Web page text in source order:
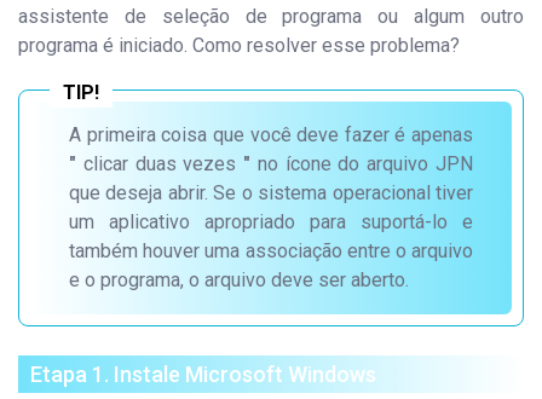
assistente de seleção de programa ou algum outro
programa é iniciado. Como resolver esse problema?
A primeira coisa que você deve fazer é apenas
" clicar duas vezes " no ícone do arquivo JPN
que deseja abrir. Se o sistema operacional tiver
um aplicativo apropriado para suportá-lo e
também houver uma associação entre o arquivo
e o programa, o arquivo deve ser aberto.
Etapa 1. Instale Microsoft Windows